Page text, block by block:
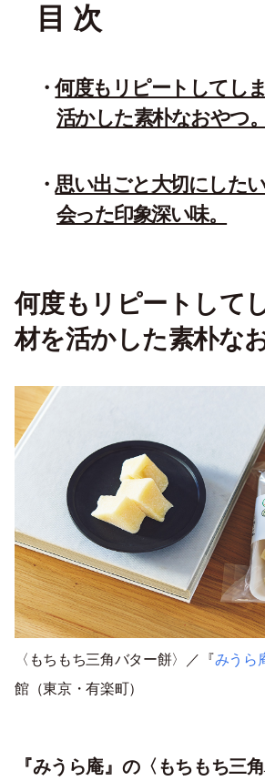
目 次
何度もリピートしてし
活かした素朴なおやつ。
思い出ごと大切にした
会った印象深い味。
何度もリピートして
材を活かした素朴な
〈もちもち三角バター餅〉／『みうら
館（東京・有楽町）
『みうら庵』の〈もちもち三